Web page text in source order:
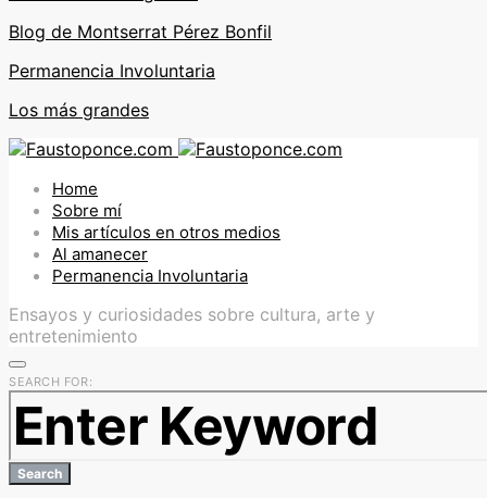
Blog de Montserrat Pérez Bonfil
Permanencia Involuntaria
Los más grandes
Home
Sobre mí
Mis artículos en otros medios
Al amanecer
Permanencia Involuntaria
Ensayos y curiosidades sobre cultura, arte y
entretenimiento
SEARCH FOR:
Search